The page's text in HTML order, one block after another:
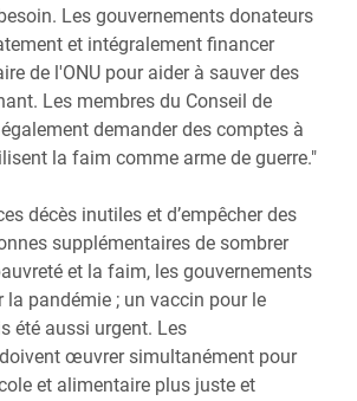
Les gouvernements donateurs
et intégralement financer
de l'ONU pour aider à sauver des
Les membres du Conseil de
demander des comptes à
la faim comme arme de guerre."
décès inutiles et d’empêcher des
supplémentaires de sombrer
et la faim, les gouvernements
la pandémie ; un vaccin pour le
été aussi urgent. Les
œuvrer simultanément pour
et alimentaire plus juste et